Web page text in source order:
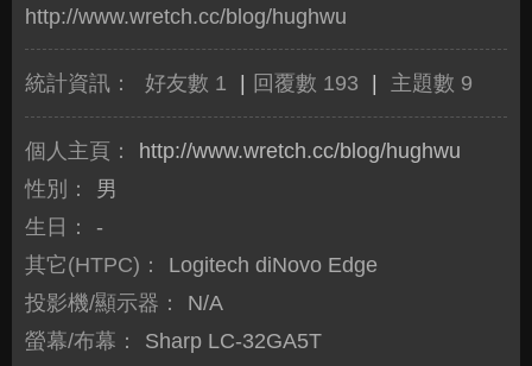
http://www.wretch.cc/blog/hughwu
統計資訊： 好友數 1 回覆數 193 主題數 9
個人主頁：
http://www.wretch.cc/blog/hughwu
性別：
男
生日：
-
其它(HTPC)：
Logitech diNovo Edge
投影機/顯示器：
N/A
螢幕/布幕：
Sharp LC-32GA5T